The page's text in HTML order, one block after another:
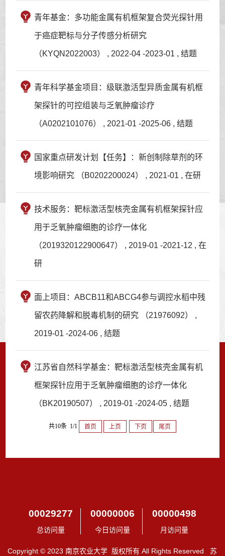
青年基金：多功能金属有机框架复合荧光探针用
于癌症靶标与分子传感分析研究
（KYQN2022003） , 2022-04 -2023-01 , 结题
青年科学基金项目：级联激活型异质金属有机框
架探针的可控组装与乏氧肿瘤诊疗
（A0202101076） , 2021-01 -2025-06 , 结题
国家重点研发计划【任务】：新创制除草剂的环
境影响研究 （B0202200024） , 2021-01 , 在研
技术服务：靶标激活型核壳金属有机框架探针应
用于乏氧肿瘤细胞的诊疗一体化
（2019320122900647） , 2019-01 -2021-12 , 在
研
面上项目：ABCB11和ABCG4参与调控水稻中残
留农药降解和脱毒机制的研究 （21976092） ,
2019-01 -2024-06 , 结题
江苏省自然科学基金：靶标激活型核壳金属有机
框架探针应用于乏氧肿瘤细胞的诊疗一体化
（BK20190507） , 2019-01 -2024-05 , 结题
共10条 1/1 首页 上页 下页 尾页
00029277
总访问量
00000006
今日访问量
00000498
月访问量
Copyright © 2023 南京农业大学 版权所有 All Rights Reserved 苏